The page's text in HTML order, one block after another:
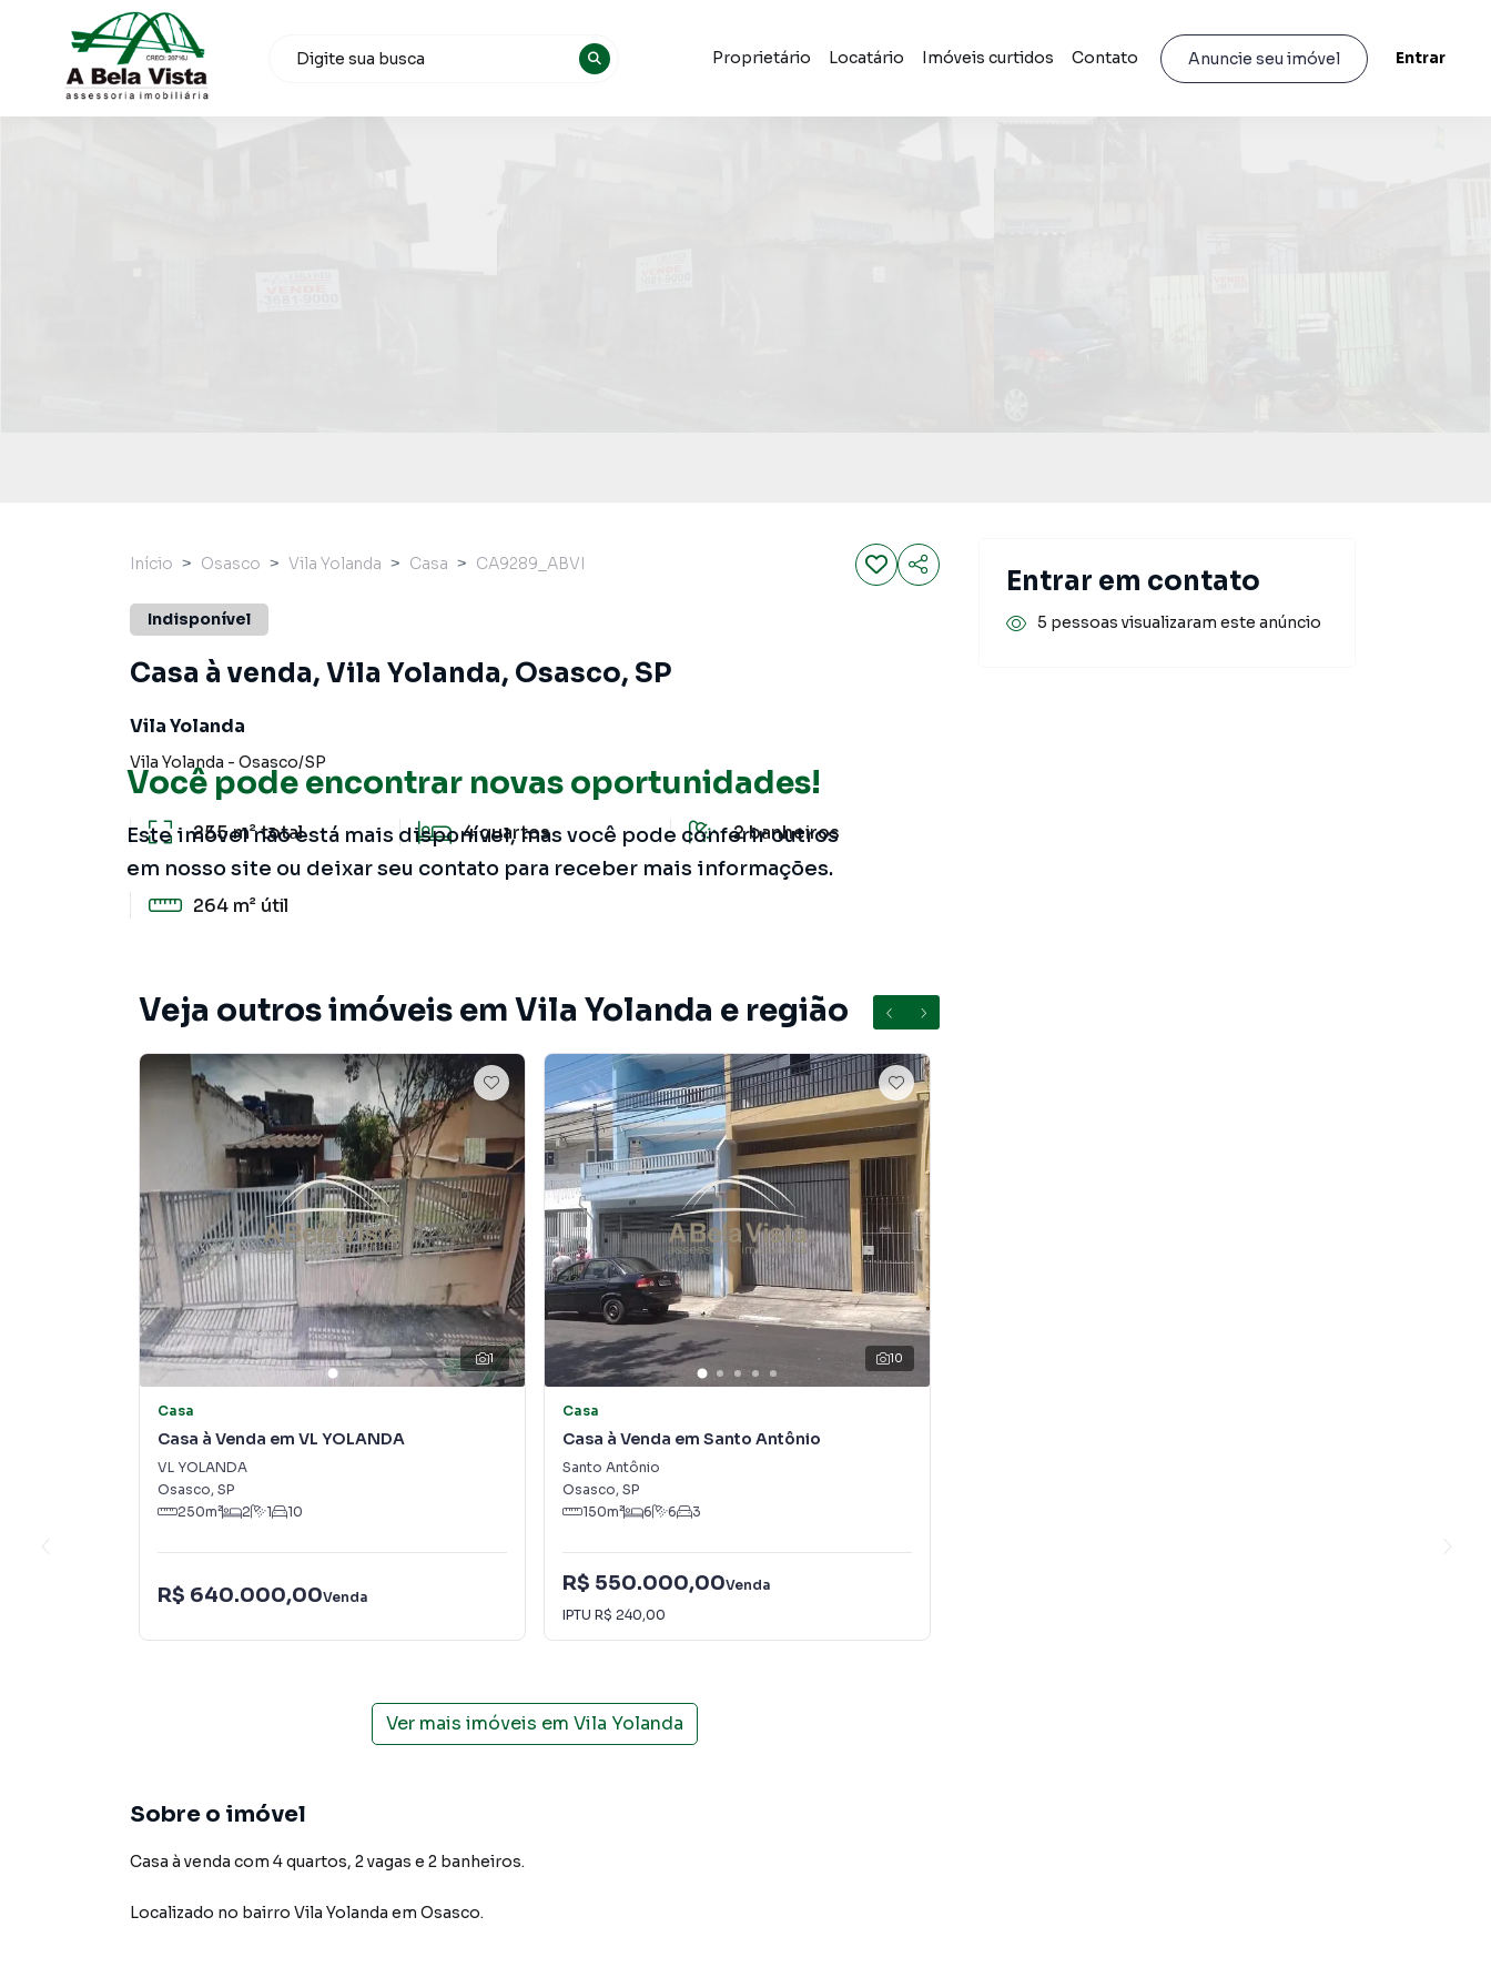
Proprietário Locatário Imóveis curtidos Contato Anuncie seu imóvel Entrar
Você pode encontrar novas oportunidades!
Este imóvel não está mais disponível, mas você pode conferir outros
em nosso site ou deixar seu contato para receber mais informações.
Início Osasco Vila Yolanda Casa CA9289_ABVI
Indisponível
Casa à venda, Vila Yolanda, Osasco, SP
Vila Yolanda
Vila Yolanda - Osasco/SP
255 m²total 4quartos 2banheiros
264 m² útil
Veja outros imóveis em Vila Yolanda e região
1
Casa
Casa à Venda em VL YOLANDA
VL YOLANDA
Osasco, SP
250m² 2 1 10
R$ 640.000,00Venda
10
Casa
Casa à Venda em Santo Antônio
Santo Antônio
Osasco, SP
150m² 6 6 3
R$ 550.000,00Venda
IPTU R$ 240,00
Ver mais imóveis em Vila Yolanda
Sobre o imóvel
Casa à venda com 4 quartos, 2 vagas e 2 banheiros.
Localizado no bairro Vila Yolanda em Osasco.
Entrar em contato
5 pessoas visualizaram este anúncio